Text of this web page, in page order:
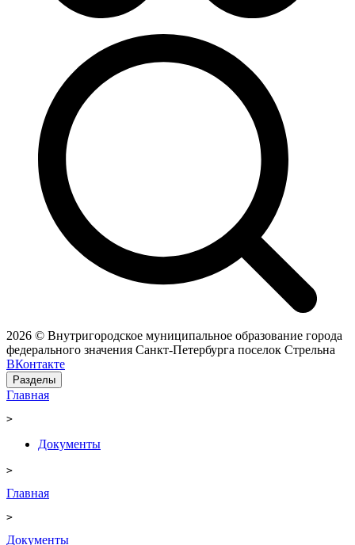
2026 © Внутригородское муниципальное образование города
федерального значения Санкт-Петербурга поселок Стрельна
ВКонтакте
Разделы
Главная
>
Документы
>
Главная
>
Документы